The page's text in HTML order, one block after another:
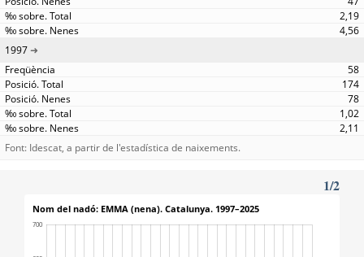
2,19
4,56
1997
58
174
78
1,02
2,11
Font: Idescat, a partir de l'estadística de naixements.